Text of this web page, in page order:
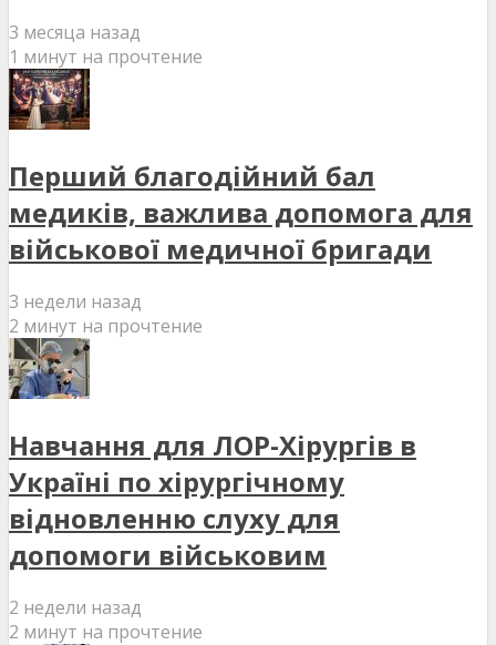
3 месяца назад
1 минут на прочтение
Перший благодійний бал
медиків, важлива допомога для
військової медичної бригади
3 недели назад
2 минут на прочтение
Навчання для ЛОР-Хірургів в
Україні по хірургічному
відновленню слуху для
допомоги військовим
2 недели назад
2 минут на прочтение